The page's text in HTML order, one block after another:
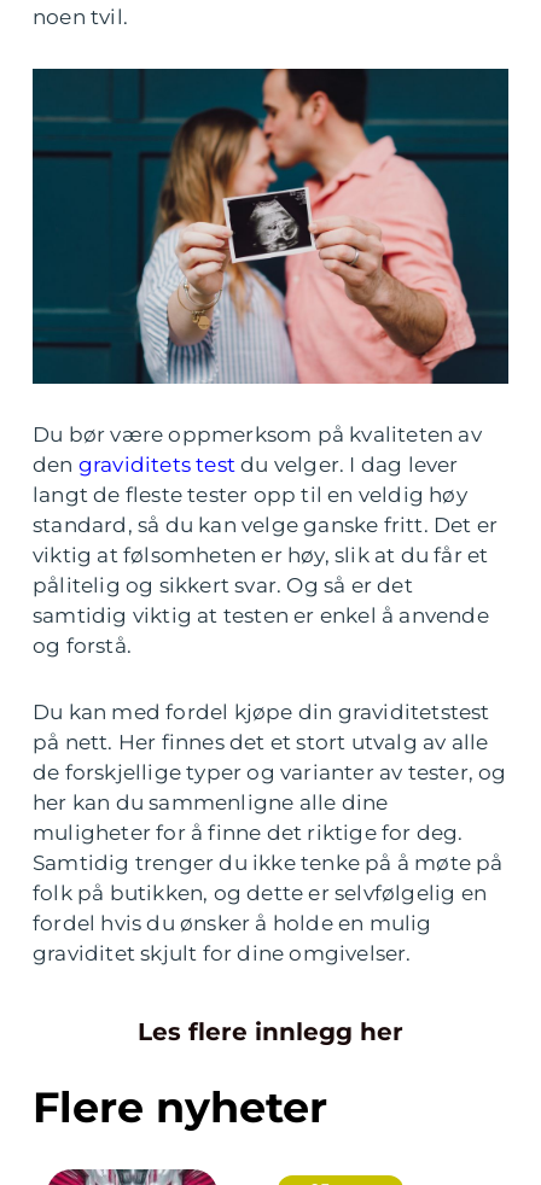
noen tvil.
Du bør være oppmerksom på kvaliteten av
den graviditets test du velger. I dag lever
langt de fleste tester opp til en veldig høy
standard, så du kan velge ganske fritt. Det er
viktig at følsomheten er høy, slik at du får et
pålitelig og sikkert svar. Og så er det
samtidig viktig at testen er enkel å anvende
og forstå.
Du kan med fordel kjøpe din graviditetstest
på nett. Her finnes det et stort utvalg av alle
de forskjellige typer og varianter av tester, og
her kan du sammenligne alle dine
muligheter for å finne det riktige for deg.
Samtidig trenger du ikke tenke på å møte på
folk på butikken, og dette er selvfølgelig en
fordel hvis du ønsker å holde en mulig
graviditet skjult for dine omgivelser.
Les flere innlegg her
Flere nyheter